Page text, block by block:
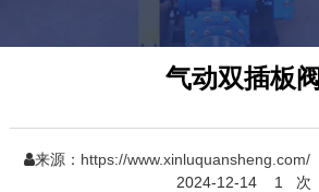
气动双插板阀
来源： https://www.xinluquansheng.com/
2024-12-14
1 次